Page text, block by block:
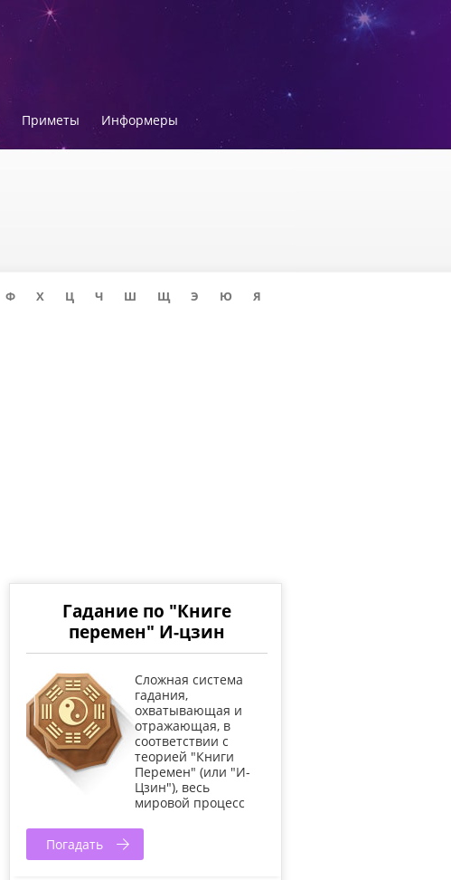
Приметы Информеры
Ф Х Ц Ч Ш Щ Э Ю Я
Гадание по "Книге
перемен" И-цзин
Cложная система
гадания,
охватывающая и
отражающая, в
соответствии с
теорией "Книги
Перемен" (или "И-
Цзин"), весь
мировой процесс
Погадать